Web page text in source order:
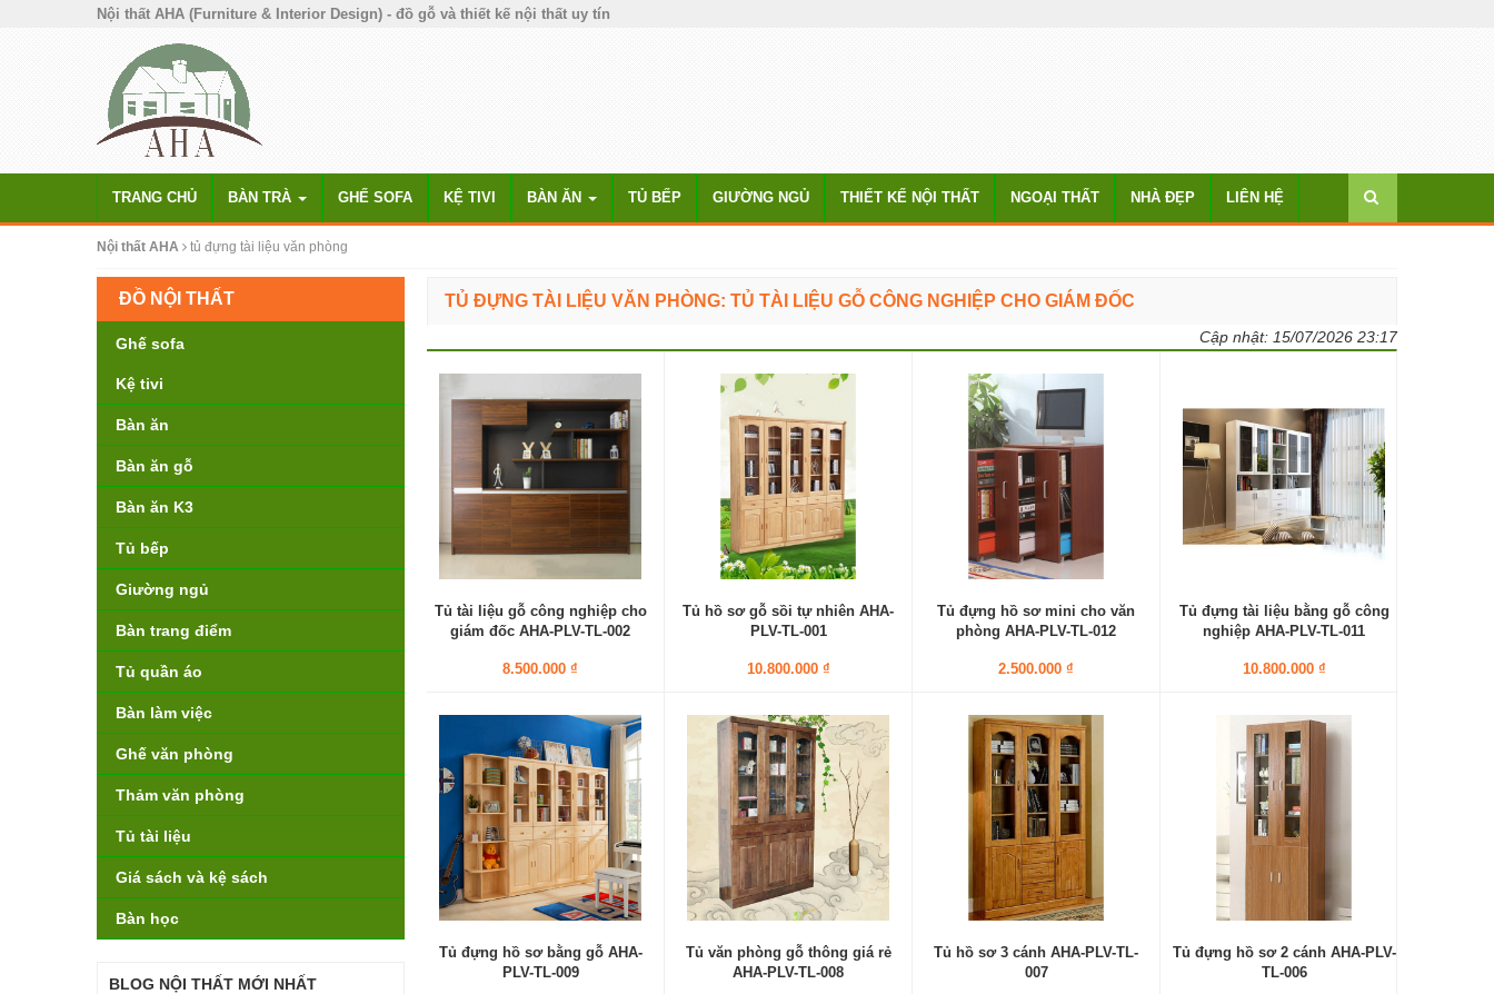
Nội thất AHA (Furniture & Interior Design) - đồ gỗ và thiết kế nội thất uy tín
TRANG CHỦ BÀN TRÀ GHẾ SOFA KỆ TIVI BÀN ĂN TỦ BẾP GIƯỜNG NGỦ THIẾT KẾ NỘI THẤT NGOẠI THẤT NHÀ ĐẸP LIÊN HỆ
Nội thất AHA tủ đựng tài liệu văn phòng
TỦ ĐỰNG TÀI LIỆU VĂN PHÒNG: TỦ TÀI LIỆU GỖ CÔNG NGHIỆP CHO GIÁM ĐỐC
Cập nhật: 15/07/2026 23:17
Tủ tài liệu gỗ công nghiệp cho
giám đốc AHA-PLV-TL-002
8.500.000 ₫
Tủ hồ sơ gỗ sồi tự nhiên AHA-
PLV-TL-001
10.800.000 ₫
Tủ đựng hồ sơ mini cho văn
phòng AHA-PLV-TL-012
2.500.000 ₫
Tủ đựng tài liệu bằng gỗ công
nghiệp AHA-PLV-TL-011
10.800.000 ₫
Tủ đựng hồ sơ bằng gỗ AHA-
PLV-TL-009
Tủ văn phòng gỗ thông giá rẻ
AHA-PLV-TL-008
Tủ hồ sơ 3 cánh AHA-PLV-TL-
007
Tủ đựng hồ sơ 2 cánh AHA-PLV-
TL-006
ĐỒ NỘI THẤT
Ghế sofa
Kệ tivi
Bàn ăn
Bàn ăn gỗ
Bàn ăn K3
Tủ bếp
Giường ngủ
Bàn trang điểm
Tủ quần áo
Bàn làm việc
Ghế văn phòng
Thảm văn phòng
Tủ tài liệu
Giá sách và kệ sách
Bàn học
BLOG NỘI THẤT MỚI NHẤT